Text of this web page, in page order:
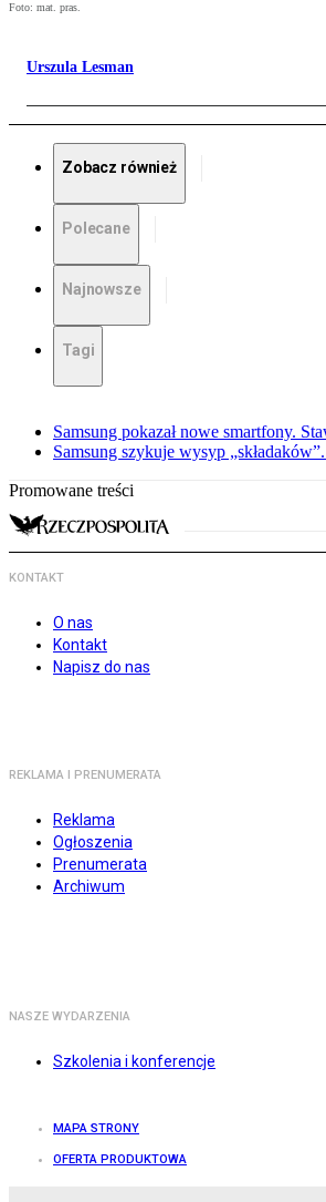
Foto: mat. pras.
Urszula Lesman
Zobacz również
Polecane
Najnowsze
Tagi
Samsung pokazał nowe smartfony.
Samsung szykuje wysyp
Promowane treści
KONTAKT
O nas
Kontakt
Napisz do nas
REKLAMA I PRENUMERATA
Reklama
Ogłoszenia
Prenumerata
Archiwum
NASZE WYDARZENIA
Szkolenia i konferencje
MAPA STRONY
OFERTA PRODUKTOWA